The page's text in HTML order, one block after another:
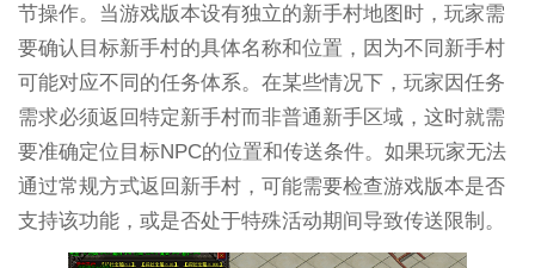
节操作。当游戏版本设有独立的新手村地图时，玩家需
要确认目标新手村的具体名称和位置，因为不同新手村
可能对应不同的任务体系。在某些情况下，玩家因任务
需求必须返回特定新手村而非普通新手区域，这时就需
要准确定位目标NPC的位置和传送条件。如果玩家无法
通过常规方式返回新手村，可能需要检查游戏版本是否
支持该功能，或是否处于特殊活动期间导致传送限制。